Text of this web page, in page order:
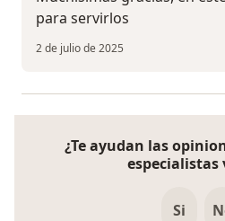
para servirlos
2 de julio de 2025
¿Te ayudan las
especialistas
Si